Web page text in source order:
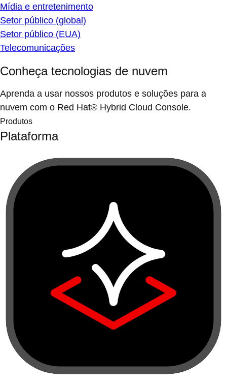
Mídia e entretenimento
Setor público (global)
Setor público (EUA)
Telecomunicações
Conheça tecnologias de nuvem
Aprenda a usar nossos produtos e soluções para a
nuvem com o Red Hat® Hybrid Cloud Console.
Produtos
Plataforma